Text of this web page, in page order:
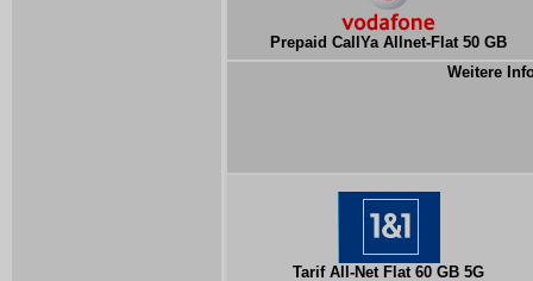
Prepaid CallYa Allnet-Flat 50 GB
Weitere
Tarif All-Net Flat 60 GB 5G